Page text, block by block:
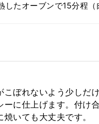
たオーブンで15分程（
こぼれないよう少しだ
ーに仕上げます。付け
いても大丈夫です。